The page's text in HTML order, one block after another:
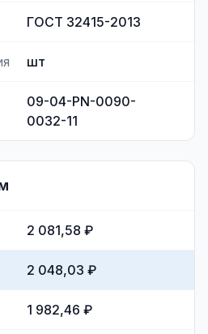
ГОСТ 32415-2013
шт
09-04-PN-0090-
0032-11
2 081,58 ₽
2 048,03 ₽
1 982,46 ₽